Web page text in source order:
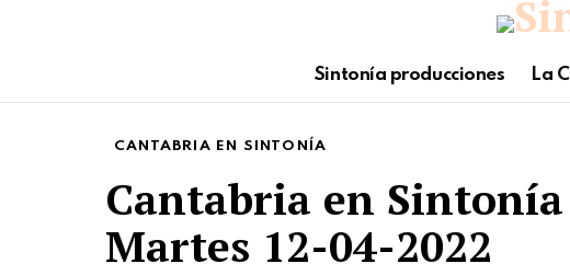
Sintonía producciones La
CANTABRIA EN SINTONÍA
Cantabria en
Martes 12-04-2022